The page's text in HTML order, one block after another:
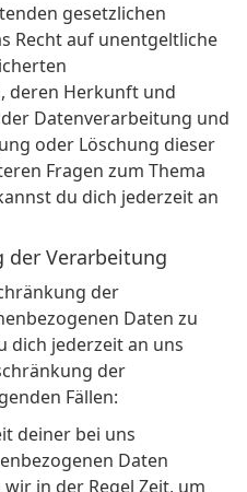
gesetzlichen
Recht auf unentgeltliche
deren Herkunft und
Datenverarbeitung und
oder Löschung dieser
Fragen zum Thema
du dich jederzeit an
der Verarbeitung
der
Daten zu
dich jederzeit an uns
der
Fällen:
deiner bei uns
Daten
in der Regel Zeit, um